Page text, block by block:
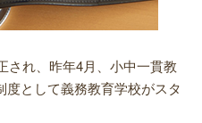
され 、昨年4月、小中一貫教
として義務教育学校がスタ